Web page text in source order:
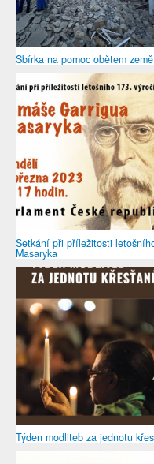
Sbírka na pomoc obětem
Setkání při příležitosti
Masaryka
Týden modliteb za jednotu